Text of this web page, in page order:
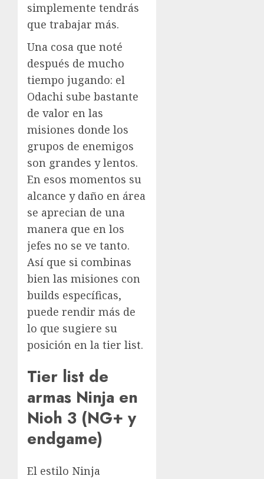
simplemente tendrás
que trabajar más.
Una cosa que noté
después de mucho
tiempo jugando: el
Odachi sube bastante
de valor en las
misiones donde los
grupos de enemigos
son grandes y lentos.
En esos momentos su
alcance y daño en área
se aprecian de una
manera que en los
jefes no se ve tanto.
Así que si combinas
bien las misiones con
builds específicas,
puede rendir más de
lo que sugiere su
posición en la tier list.
Tier list de
armas Ninja en
Nioh 3 (NG+ y
endgame)
El estilo Ninja